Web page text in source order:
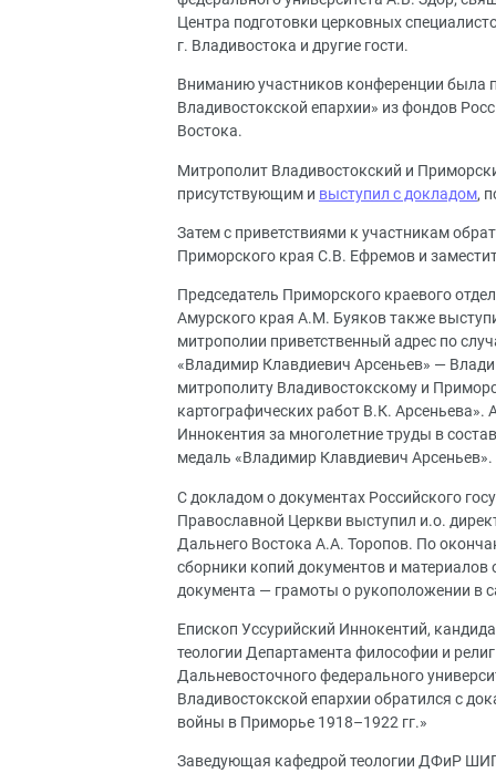
Центра подготовки церковных
г. Владивостока и другие гости.
Вниманию участников конференции была
Владивостокской епархии» из фондов
Востока.
Митрополит Владивостокский и
присутствующим и выступил с докладом,
Затем с приветствиями к участникам
Приморского края С.В. Ефремов и
Председатель Приморского краевого
Амурского края А.М. Буяков также
митрополии приветственный адрес по
«Владимир Клавдиевич Арсеньев» —
митрополиту Владивостокскому и
картографических работ В.К.
Иннокентия за многолетние труды в
медаль «Владимир Клавдиевич Арсеньев».
С докладом о документах Российского
Православной Церкви выступил и.о.
Дальнего Востока А.А. Торопов. По
сборники копий документов и материалов
документа — грамоты о рукоположении в
Епископ Уссурийский Иннокентий,
теологии Департамента философии и
Дальневосточного федерального
Владивостокской епархии обратился с
войны в Приморье 1918–1922 гг.»
Заведующая кафедрой теологии ДФиР